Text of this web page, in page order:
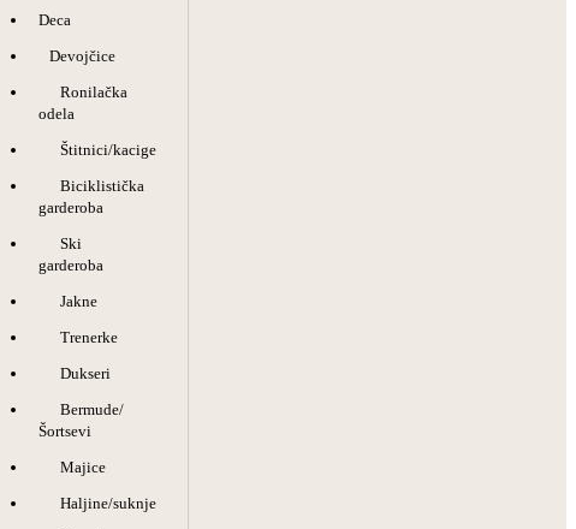
Deca
Devojčice
Ronilačka
odela
Štitnici/kacige
Biciklistička
garderoba
Ski
garderoba
Jakne
Trenerke
Dukseri
Bermude/
Šortsevi
Majice
Haljine/suknje